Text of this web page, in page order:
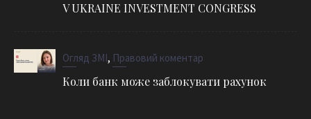
V UKRAINE INVESTMENT CONGRESS
Огляд ЗМІ, Правовий коментар
Коли банк може заблокувати рахунок